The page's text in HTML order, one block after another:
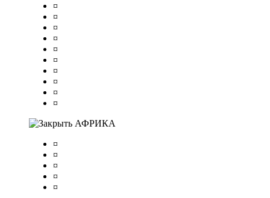
¤
¤
¤
¤
¤
¤
¤
¤
¤
¤
АФРИКА
¤
¤
¤
¤
¤